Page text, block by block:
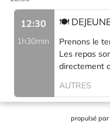
propulsé par